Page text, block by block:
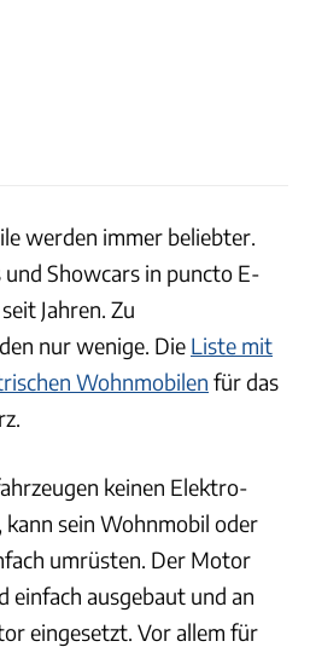
werden immer beliebter.
Showcars in puncto E-
Jahren. Zu
nur wenige. Die Liste mit
Wohnmobilen für das
keinen Elektro-
sein Wohnmobil oder
umrüsten. Der Motor
einfach ausgebaut und an
eingesetzt. Vor allem für